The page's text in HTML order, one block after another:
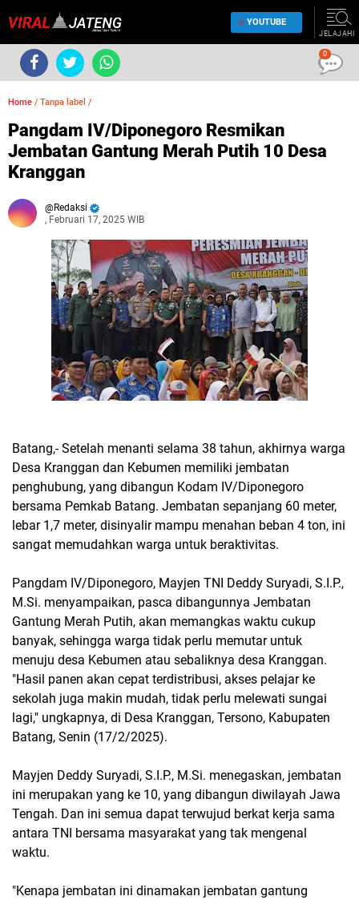
YOUTUBE
JELAJAHI
Home / Tanpa label /
Pangdam IV/Diponegoro Resmikan
Jembatan Gantung Merah Putih 10 Desa
Kranggan
Redaksi
, Februari 17, 2025 WIB
Batang,- Setelah menanti selama 38 tahun, akhirnya warga
Desa Kranggan dan Kebumen memiliki jembatan
penghubung, yang dibangun Kodam IV/Diponegoro
bersama Pemkab Batang. Jembatan sepanjang 60 meter,
lebar 1,7 meter, disinyalir mampu menahan beban 4 ton, ini
sangat memudahkan warga untuk beraktivitas.
Pangdam IV/Diponegoro, Mayjen TNI Deddy Suryadi, S.I.P.,
M.Si. menyampaikan, pasca dibangunnya Jembatan
Gantung Merah Putih, akan memangkas waktu cukup
banyak, sehingga warga tidak perlu memutar untuk
menuju desa Kebumen atau sebaliknya desa Kranggan.
"Hasil panen akan cepat terdistribusi, akses pelajar ke
sekolah juga makin mudah, tidak perlu melewati sungai
lagi," ungkapnya, di Desa Kranggan, Tersono, Kabupaten
Batang, Senin (17/2/2025).
Mayjen Deddy Suryadi, S.I.P., M.Si. menegaskan, jembatan
ini merupakan yang ke 10, yang dibangun diwilayah Jawa
Tengah. Dan ini semua dapat terwujud berkat kerja sama
antara TNI bersama masyarakat yang tak mengenal
waktu.
"Kenapa jembatan ini dinamakan jembatan gantung
0